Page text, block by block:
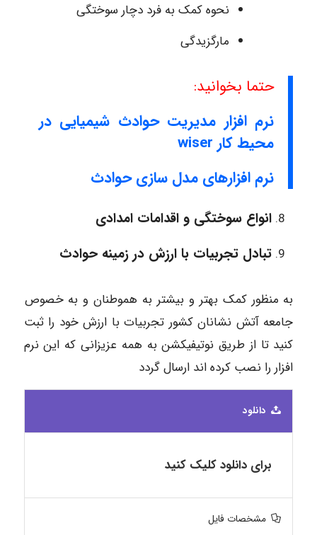
نحوه کمک به فرد دچار سوختگی
مارگزیدگی
حتما بخوانید:
نرم افزار مدیریت حوادث شیمیایی در
محیط کار wiser
نرم افزارهای مدل سازی حوادث
انواع سوختگی و اقدامات امدادی
تبادل تجربیات با ارزش در زمینه حوادث
به منظور کمک بهتر و بیشتر به هموطنان و به خصوص
جامعه آتش نشانان کشور تجربیات با ارزش خود را ثبت
کنید تا از طریق نوتیفیکشن به همه عزیزانی که این نرم
افزار را نصب کرده اند ارسال گردد
دانلود
برای دانلود کلیک کنید
مشخصات فایل